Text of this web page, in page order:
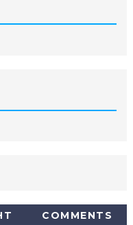
COMMENTS